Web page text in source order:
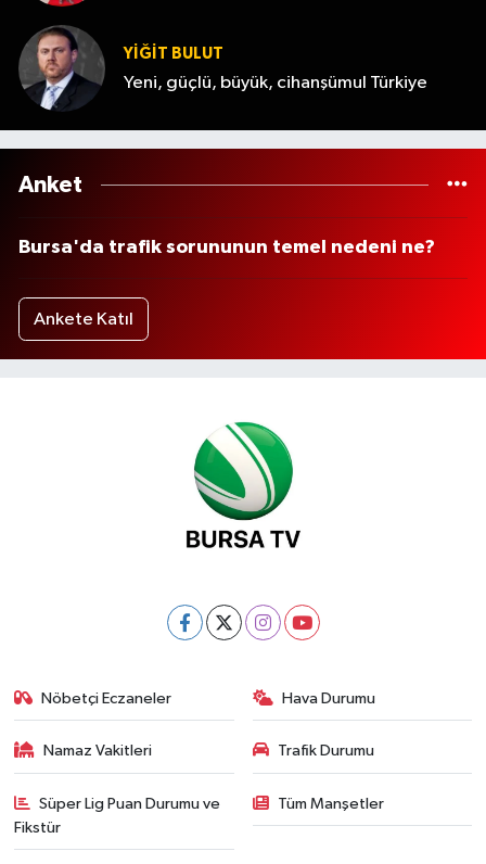
YİĞİT BULUT
Yeni, güçlü, büyük, cihanşümul Türkiye
Anket
Bursa'da trafik sorununun temel nedeni ne?
Ankete Katıl
Nöbetçi Eczaneler Hava Durumu
Namaz Vakitleri Trafik Durumu
Süper Lig Puan Durumu ve
Fikstür
Tüm Manşetler